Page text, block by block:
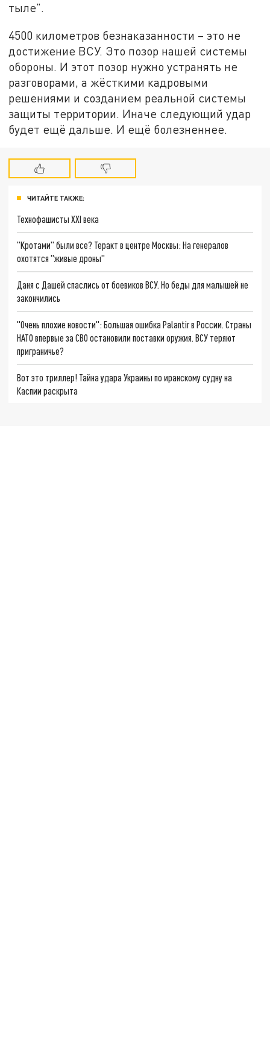
тыле".
4500 километров безнаказанности – это не
достижение ВСУ. Это позор нашей системы
обороны. И этот позор нужно устранять не
разговорами, а жёсткими кадровыми
решениями и созданием реальной системы
защиты территории. Иначе следующий удар
будет ещё дальше. И ещё болезненнее.
ЧИТАЙТЕ ТАКЖЕ:
Технофашисты XXI века
"Кротами" были все? Теракт в центре Москвы: На генералов
охотятся "живые дроны"
Даня с Дашей спаслись от боевиков ВСУ. Но беды для малышей не
закончились
"Очень плохие новости": Большая ошибка Palantir в России. Страны
НАТО впервые за СВО остановили поставки оружия. ВСУ теряют
приграничье?
Вот это триллер! Тайна удара Украины по иранскому судну на
Каспии раскрыта